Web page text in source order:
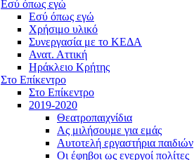
Εσύ όπως εγώ
Εσύ όπως εγώ
Χρήσιμο υλικό
Συνεργασία με το ΚΕΔΑ
Ανατ. Αττική
Ηράκλειο Κρήτης
Στο Επίκεντρο
Στο Επίκεντρο
2019-2020
Θεατροπαιχνίδια
Ας μιλήσουμε για εμάς
Αυτοτελή εργαστήρια παιδιών
Οι έφηβοι ως ενεργοί πολίτες